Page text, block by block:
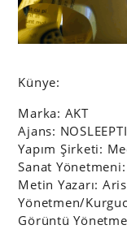
Künye:
Marka: AKT
Ajans:
Yapım Şirketi:
Sanat
Metin Yazarı:
Yönetmen/
Görüntü